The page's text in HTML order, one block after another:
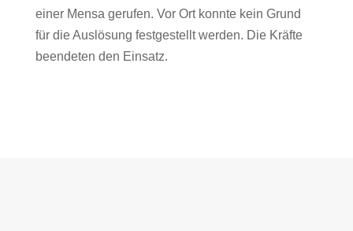
einer Mensa gerufen. Vor Ort konnte kein Grund
für die Auslösung festgestellt werden. Die Kräfte
beendeten den Einsatz.